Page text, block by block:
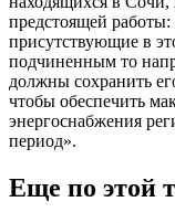
предстоящей
присутствующие в
подчиненным то
должны сохранить
чтобы обеспечить
энергоснабжения
период».
Еще по этой